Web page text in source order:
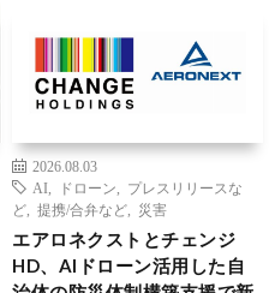
2026.08.03
AI
ドローン
プレスリリースな
ど
提携/合弁など 災害
エアロネクストとチェンジ
HD、AIドローン活用した自